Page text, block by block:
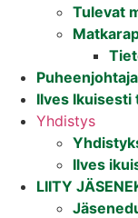
Tulevat
Ilves
Yhdistys
Ilves
LIITY